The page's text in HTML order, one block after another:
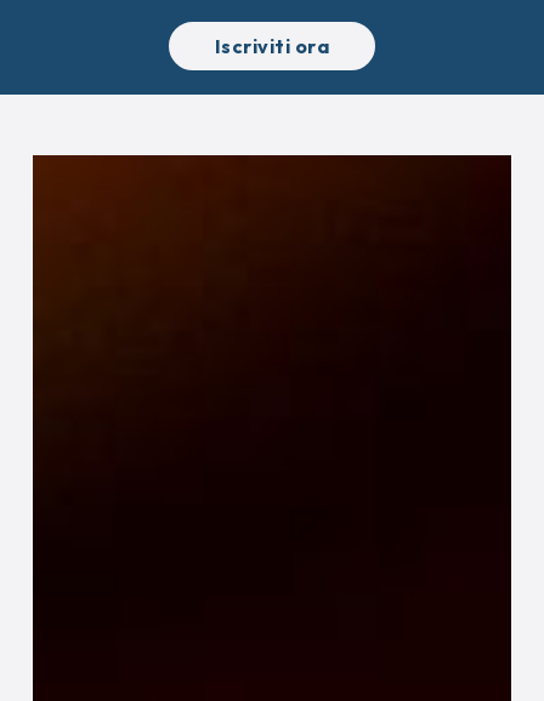
Iscriviti ora